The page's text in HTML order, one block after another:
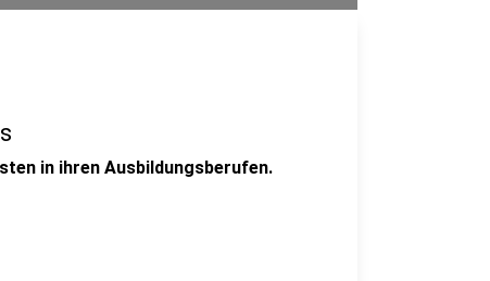
in ihren Ausbildungsberufen.